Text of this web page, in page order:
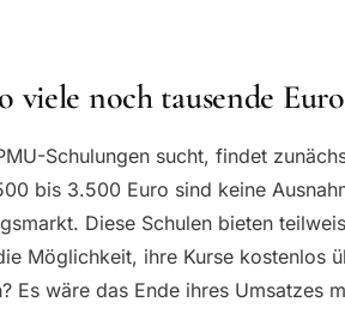
viele noch tausende
Schulungen sucht, findet
bis 3.500 Euro sind keine
Diese Schulen bieten
Möglichkeit, ihre Kurse kostenlos
Es wäre das Ende ihres Umsatzes